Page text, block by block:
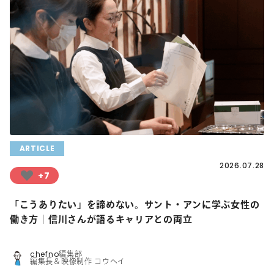
ARTICLE
+7
2026.07.28
「こうありたい」を諦めない。サント・アンに学ぶ女性の
働き方｜信川さんが語るキャリアとの両立
chefno編集部
編集長＆映像制作 コウヘイ